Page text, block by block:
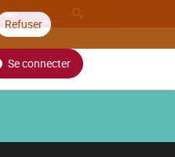
Refuser
Se connecter